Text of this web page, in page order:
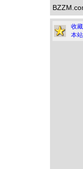
收藏
本站